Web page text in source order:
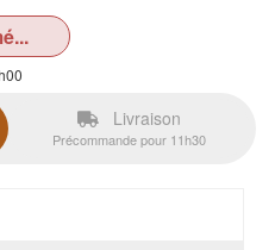
Livraison
Précommande pour 11h30